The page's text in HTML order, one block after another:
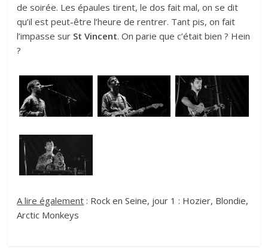
de soirée. Les épaules tirent, le dos fait mal, on se dit
qu’il est peut-être l’heure de rentrer. Tant pis, on fait
l’impasse sur St Vincent. On parie que c’était bien ? Hein
?
A lire également : Rock en Seine, jour 1 : Hozier, Blondie,
Arctic Monkeys